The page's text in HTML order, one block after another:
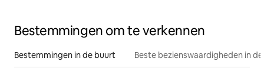
Bestemmingen om te verkennen
Bestemmingen in de buurt Beste bezienswaardigheden in